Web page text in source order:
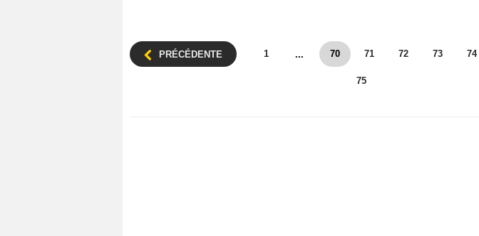
PRÉCÉDENTE 1 ... 70 71 72 73 74
75